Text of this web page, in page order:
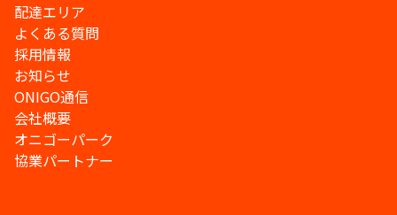
配達エリア
よくある質問
採用情報
お知らせ
ONIGO通信
会社概要
オニゴーパーク
協業パートナー